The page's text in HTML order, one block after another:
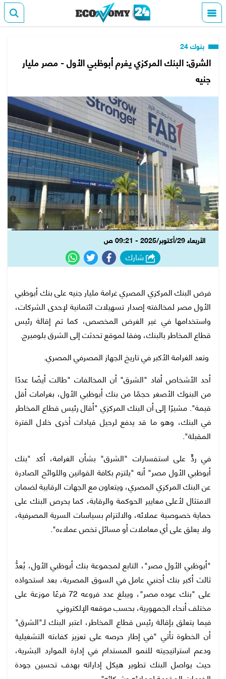
بنوك 24
الشرق: البنك المركزي يغرم أبوظبي الأول - مصر مليار
جنيه
الأربعاء 29/أكتوبر/2025 - 09:21 ص
شارك
فرض البنك المركزي المصري غرامة مليار جنيه على بنك أبوظبي
الأول مصر لمخالفته إصدار تسهيلات ائتمانية لإحدى الشركات،
واستخدامها في غير الغرض المخصص، كما تم إقالة رئيس
قطاع المخاطر بالبنك، وفقا لموقع تحدثت إلى الشرق بلومبرج.
وتعد الغرامة الأكبر في تاريخ الجهاز المصرفي المصري.
أحد الأشخاص أفاد "الشرق" أن المخالفات "طالت أيضًا عددًا
من البنوك الأصغر حجمًا من بنك أبوظبي الأول، بغرامات أقل
قيمة". مشيرًا إلى أن البنك المركزي "أقال رئيس قطاع المخاطر
في البنك، وهو ما قد يدفع لرحيل قيادات أخرى خلال الفترة
المقبلة".
في ردٍّ على استفسارات "الشرق" بشأن الغرامة، أكد "بنك
أبوظبي الأول مصر" أنه "يلتزم بكافة القوانين واللوائح الصادرة
عن البنك المركزي المصري، ويتعاون مع الجهات الرقابية لضمان
الامتثال لأعلى معايير الحوكمة والرقابة، كما يحرص البنك على
حماية خصوصية عملائه، والالتزام بسياسات السرية المصرفية،
ولا يعلق على أي معاملات أو مسائل تخص عملاءه".
"أبوظبي الأول مصر"، التابع لمجموعة بنك أبوظبي الأول، يُعدُّ
ثالث أكبر بنك أجنبي عامل في السوق المصرية، بعد استحواذه
على "بنك عوده مصر"، ويبلغ عدد فروعه 72 فرعًا موزعة على
مختلف أنحاء الجمهورية، بحسب موقعه الإلكتروني.
فيما يتعلق بإقالة رئيس قطاع المخاطر، اعتبر البنك لـ"الشرق"
أن الخطوة تأتي "في إطار حرصه على تعزيز كفاءته التشغيلية
ودعم استراتيجيته للنمو المستدام في إدارة الموارد البشرية،
حيث يواصل البنك تطوير هيكل إداراته بهدف تحسين جودة